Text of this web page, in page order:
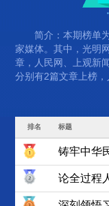
简介：本期榜单
家媒体。其中，光明
章，人民网、上观新
分别有2篇文章上榜
排名 标题